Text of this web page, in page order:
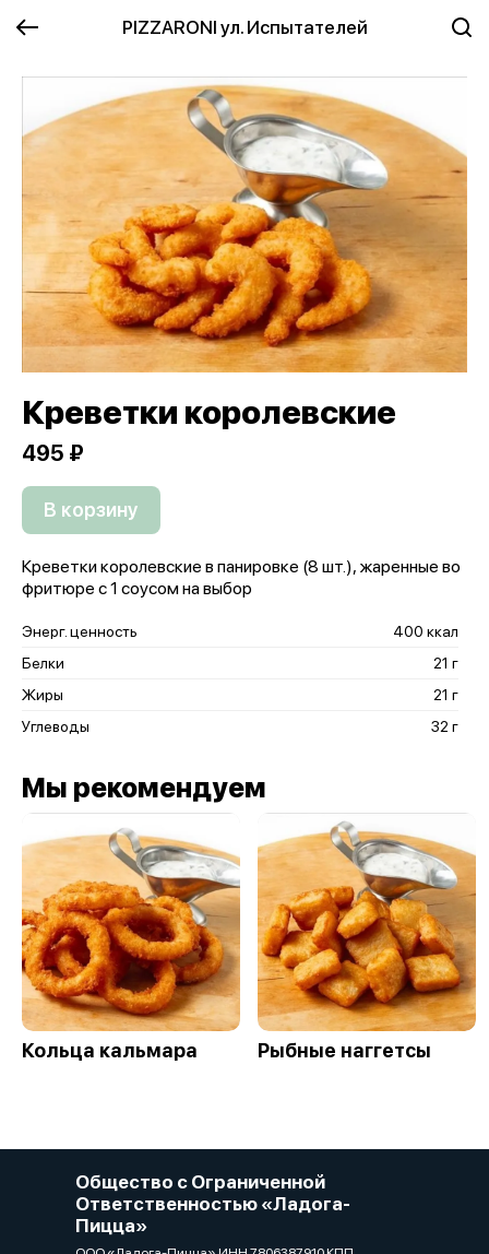
PIZZARONI ул. Испытателей
Креветки королевские
495 ₽
В корзину
Креветки королевские в панировке (8 шт.), жаренные во
фритюре с 1 соусом на выбор
Энерг. ценность
400 ккал
Белки
21 г
Жиры
21 г
Углеводы
32 г
Мы рекомендуем
Кольца кальмара Рыбные наггетсы
Общество с Ограниченной
Ответственностью «Ладога-
Пицца»